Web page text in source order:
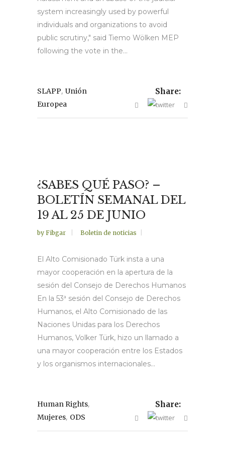
system increasingly used by powerful
individuals and organizations to avoid
public scrutiny," said Tiemo Wölken MEP
following the vote in the...
SLAPP, Unión
Europea
Share:
¿SABES QUÉ PASO? –
BOLETÍN SEMANAL DEL
19 AL 25 DE JUNIO
by Fibgar Boletin de noticias
El Alto Comisionado Türk insta a una
mayor cooperación en la apertura de la
sesión del Consejo de Derechos Humanos
En la 53ª sesión del Consejo de Derechos
Humanos, el Alto Comisionado de las
Naciones Unidas para los Derechos
Humanos, Volker Türk, hizo un llamado a
una mayor cooperación entre los Estados
y los organismos internacionales...
Human Rights,
Mujeres, ODS
Share: